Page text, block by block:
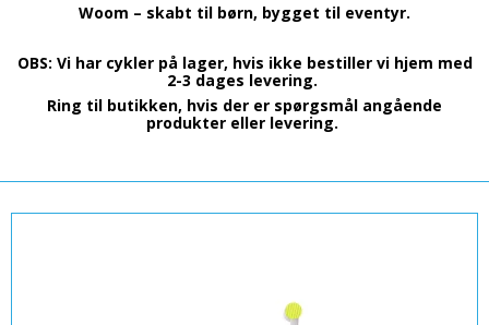
Woom – skabt til børn, bygget til eventyr.
OBS: Vi har cykler på lager, hvis ikke bestiller vi hjem med
2-3 dages levering.
Ring til butikken, hvis der er spørgsmål angående
produkter eller levering.